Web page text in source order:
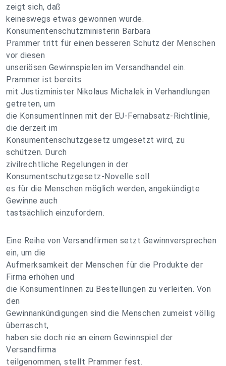
zeigt sich, daß
keineswegs etwas gewonnen wurde.
Konsumentenschutzministerin Barbara
Prammer tritt für einen besseren Schutz der Menschen
vor diesen
unseriösen Gewinnspielen im Versandhandel ein.
Prammer ist bereits
mit Justizminister Nikolaus Michalek in Verhandlungen
getreten, um
die KonsumentInnen mit der EU-Fernabsatz-Richtlinie,
die derzeit im
Konsumentenschutzgesetz umgesetzt wird, zu
schützen. Durch
zivilrechtliche Regelungen in der
Konsumentschutzgesetz-Novelle soll
es für die Menschen möglich werden, angekündigte
Gewinne auch
tastsächlich einzufordern.
Eine Reihe von Versandfirmen setzt Gewinnversprechen
ein, um die
Aufmerksamkeit der Menschen für die Produkte der
Firma erhöhen und
die KonsumentInnen zu Bestellungen zu verleiten. Von
den
Gewinnankündigungen sind die Menschen zumeist völlig
überrascht,
haben sie doch nie an einem Gewinnspiel der
Versandfirma
teilgenommen, stellt Prammer fest.